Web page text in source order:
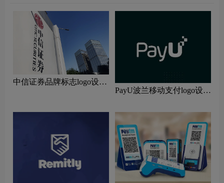
中信证券品牌标志logo设计
PayU波兰移动支付logo设计